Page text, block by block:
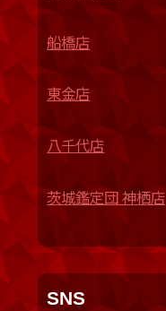
船橋店
東金店
八千代店
茨城鑑定団 神栖店
SNS